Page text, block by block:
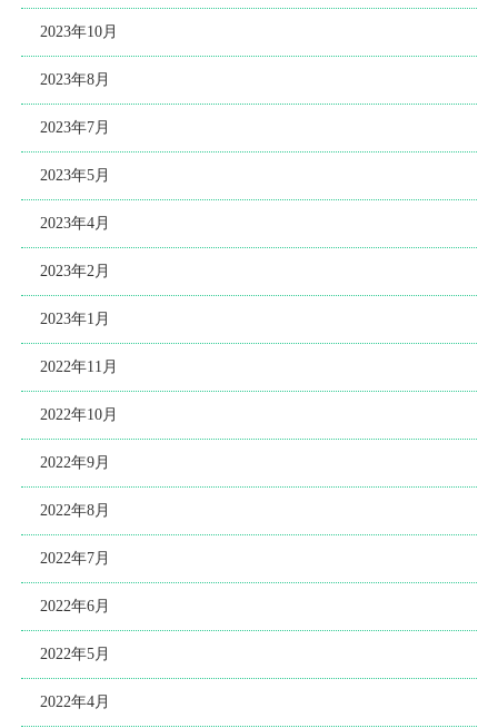
2023年10月
2023年8月
2023年7月
2023年5月
2023年4月
2023年2月
2023年1月
2022年11月
2022年10月
2022年9月
2022年8月
2022年7月
2022年6月
2022年5月
2022年4月